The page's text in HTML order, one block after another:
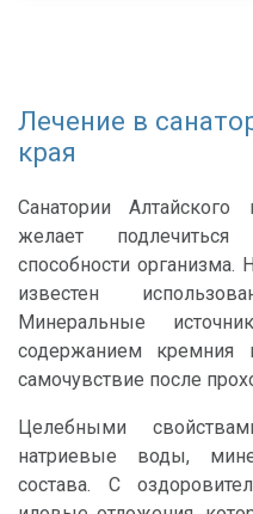
Лечение в
края
Санатории
желает
способности организма.
известен
Минеральные
содержанием кремния
самочувствие после
Целебными
натриевые воды,
состава. С